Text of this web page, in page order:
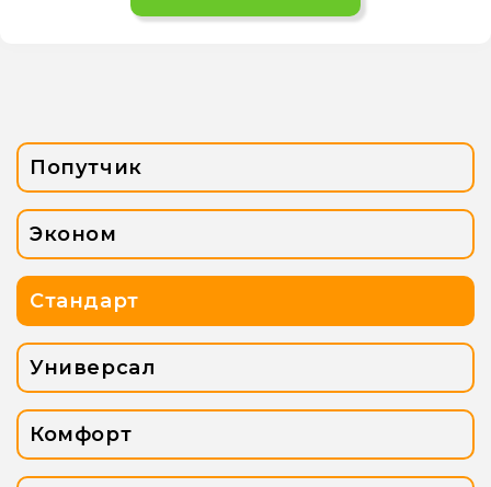
Попутчик
Эконом
Стандарт
Универсал
Комфорт